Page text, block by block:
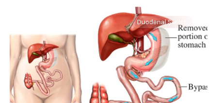
Duodenal Switch